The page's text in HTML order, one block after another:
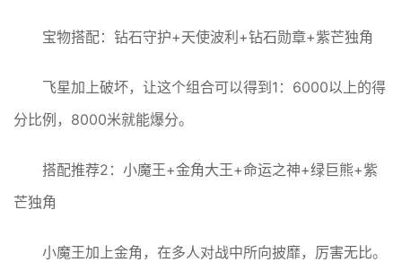
宝物搭配：钻石守护+天使波利+钻石勋章+紫芒独角
飞星加上破坏，让这个组合可以得到1：6000以上的得
分比例，8000米就能爆分。
搭配推荐2：小魔王+金角大王+命运之神+绿巨熊+紫
芒独角
小魔王加上金角，在多人对战中所向披靡，厉害无比。